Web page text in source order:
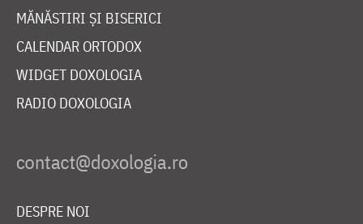
MĂNĂSTIRI ȘI BISERICI
CALENDAR ORTODOX
WIDGET DOXOLOGIA
RADIO DOXOLOGIA
DESPRE NOI